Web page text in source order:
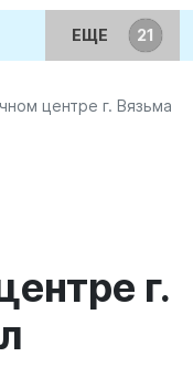
ЕЩЕ
центре г. Вязьма
г.